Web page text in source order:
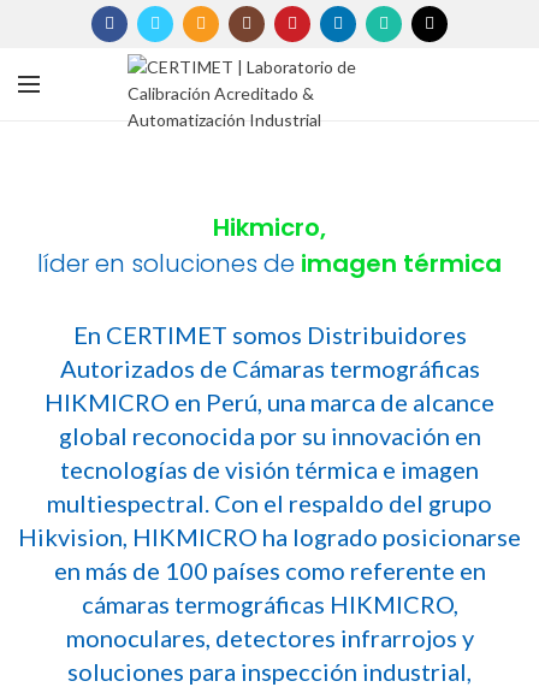
Hikmicro,
líder en soluciones de imagen térmica
En CERTIMET somos Distribuidores
Autorizados de Cámaras termográficas
HIKMICRO en Perú, una marca de alcance
global reconocida por su innovación en
tecnologías de visión térmica e imagen
multiespectral. Con el respaldo del grupo
Hikvision, HIKMICRO ha logrado posicionarse
en más de 100 países como referente en
cámaras termográficas HIKMICRO,
monoculares, detectores infrarrojos y
soluciones para inspección industrial,